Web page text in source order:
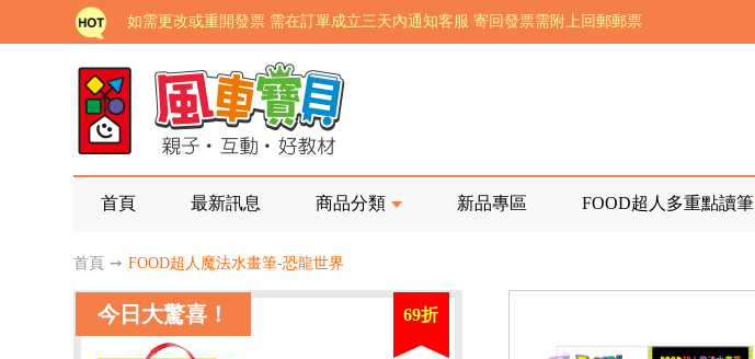
老師您好!!幼教會員火熱招募中~
海外購物免煩惱！點我查看『海外購物流程說明』
家長樂了!「風車書版集團暨FOOD超人企業總部」目前正興建中!
批發會員大招募，輕鬆實現財富自由!
如需更改或重開發票 需在訂單成立三天內通知客服 寄回發票需附上回郵郵票
首頁 最新訊息 商品分類 新品專區 FOOD超人多重點讀筆
首頁 ➙ FOOD超人魔法水畫筆-恐龍世界
今日大驚喜！ 69折